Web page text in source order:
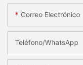
Correo Electrónico
Teléfono/WhatsApp